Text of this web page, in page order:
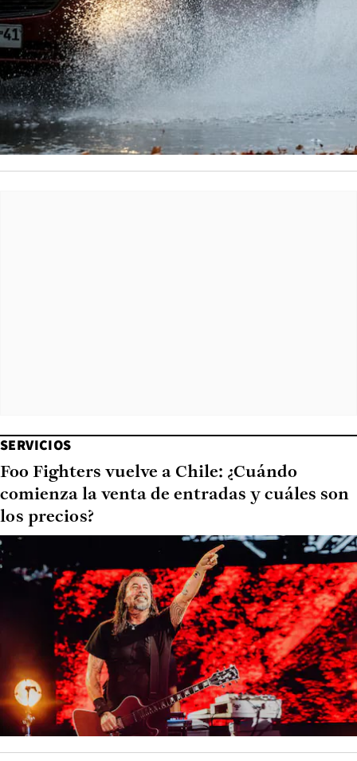
SERVICIOS
Foo Fighters vuelve a Chile: ¿Cuándo
comienza la venta de entradas y cuáles son
los precios?